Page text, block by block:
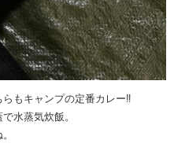
もキャンプの定番カレー‼️
水蒸気炊飯。